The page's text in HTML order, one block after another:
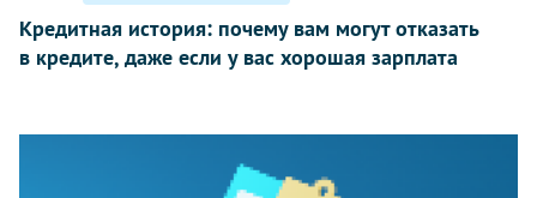
Кредитная история: почему вам могут отказать
в кредите, даже если у вас хорошая зарплата